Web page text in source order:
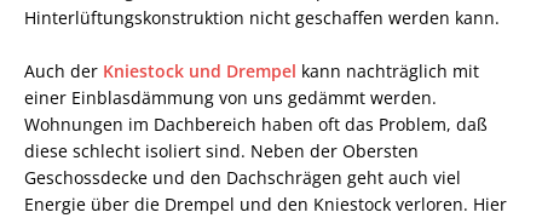
Hinterlüftungskonstruktion nicht geschaffen werden kann.
Auch der Kniestock und Drempel kann nachträglich mit
einer Einblasdämmung von uns gedämmt werden.
Wohnungen im Dachbereich haben oft das Problem, daß
diese schlecht isoliert sind. Neben der Obersten
Geschossdecke und den Dachschrägen geht auch viel
Energie über die Drempel und den Kniestock verloren. Hier